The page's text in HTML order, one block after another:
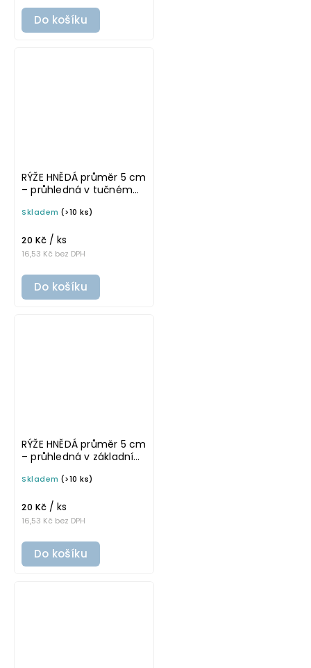
Do košíku
RÝŽE HNĚDÁ průměr 5 cm
– průhledná v tučném
samolepka na
Skladem (>10 ks)
16,53 Kč bez DPH
20 Kč / ks
Do košíku
RÝŽE HNĚDÁ průměr 5 cm
– průhledná v základním
samolepka na
Skladem (>10 ks)
16,53 Kč bez DPH
20 Kč / ks
Do košíku